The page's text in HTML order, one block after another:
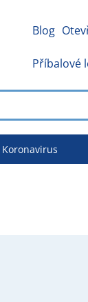
Blog
Příbalové
Koronavirus